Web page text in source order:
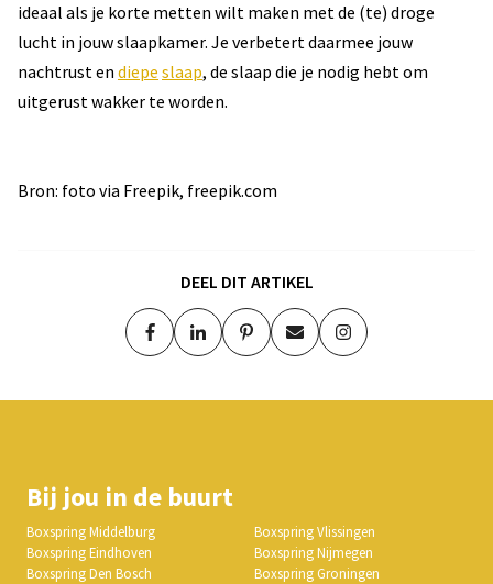
ideaal als je korte metten wilt maken met de (te) droge
lucht in jouw slaapkamer. Je verbetert daarmee jouw
nachtrust en diepe slaap, de slaap die je nodig hebt om
uitgerust wakker te worden.
Bron: foto via Freepik, freepik.com
DEEL DIT ARTIKEL
Bij jou in de buurt
Boxspring Middelburg
Boxspring Eindhoven
Boxspring Den Bosch
Boxspring Vlissingen
Boxspring Nijmegen
Boxspring Groningen